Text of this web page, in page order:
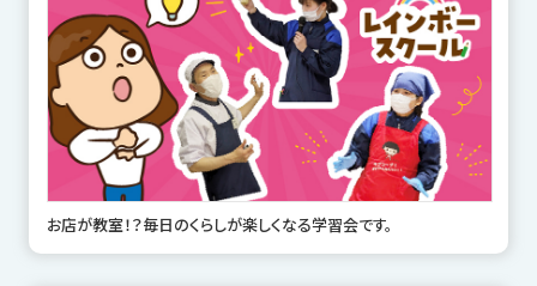
お店が教室！？毎日のくらしが楽しくなる学習会です。